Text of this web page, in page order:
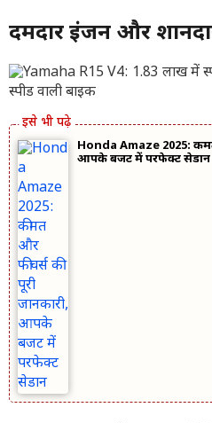
दमदार इंजन और
Honda Amaze 2025:
आपके बजट में परफेक्ट सेडान